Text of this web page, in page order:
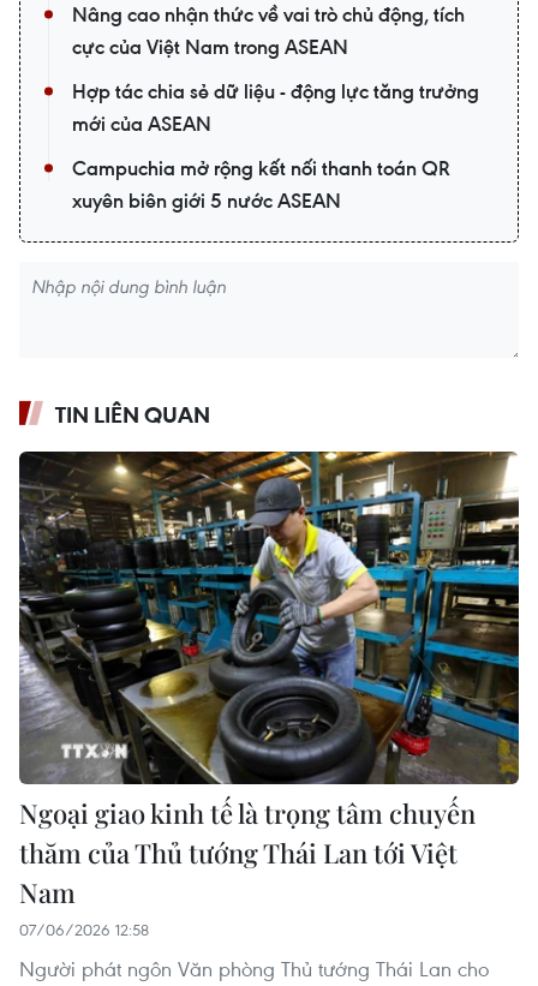
Nâng cao nhận thức về vai trò chủ động, tích
cực của Việt Nam trong ASEAN
Hợp tác chia sẻ dữ liệu - động lực tăng trưởng
mới của ASEAN
Campuchia mở rộng kết nối thanh toán QR
xuyên biên giới 5 nước ASEAN
TIN LIÊN QUAN
Ngoại giao kinh tế là trọng tâm chuyến
thăm của Thủ tướng Thái Lan tới Việt
Nam
07/06/2026 12:58
Người phát ngôn Văn phòng Thủ tướng Thái Lan cho